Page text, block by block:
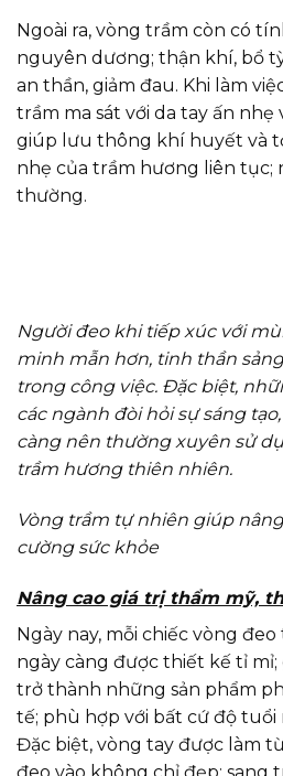
Ngoài ra, vòng trầm còn có
nguyên dương; thận khí, bổ
an thần, giảm đau. Khi làm
trầm ma sát với da tay ấn nhẹ
giúp lưu thông khí huyết và
nhẹ của trầm hương liên tục;
thường.
Người đeo khi tiếp xúc với
minh mẫn hơn, tinh thần
trong công việc. Đặc biệt,
các ngành đòi hỏi sự sáng
càng nên thường xuyên sử
trầm hương thiên nhiên.
Vòng trầm tự nhiên giúp
cường sức khỏe
Nâng cao giá trị thẩm mỹ,
Ngày nay, mỗi chiếc vòng
ngày càng được thiết kế tỉ
trở thành những sản phẩm
tế; phù hợp với bất cứ độ tuổi
Đặc biệt, vòng tay được làm